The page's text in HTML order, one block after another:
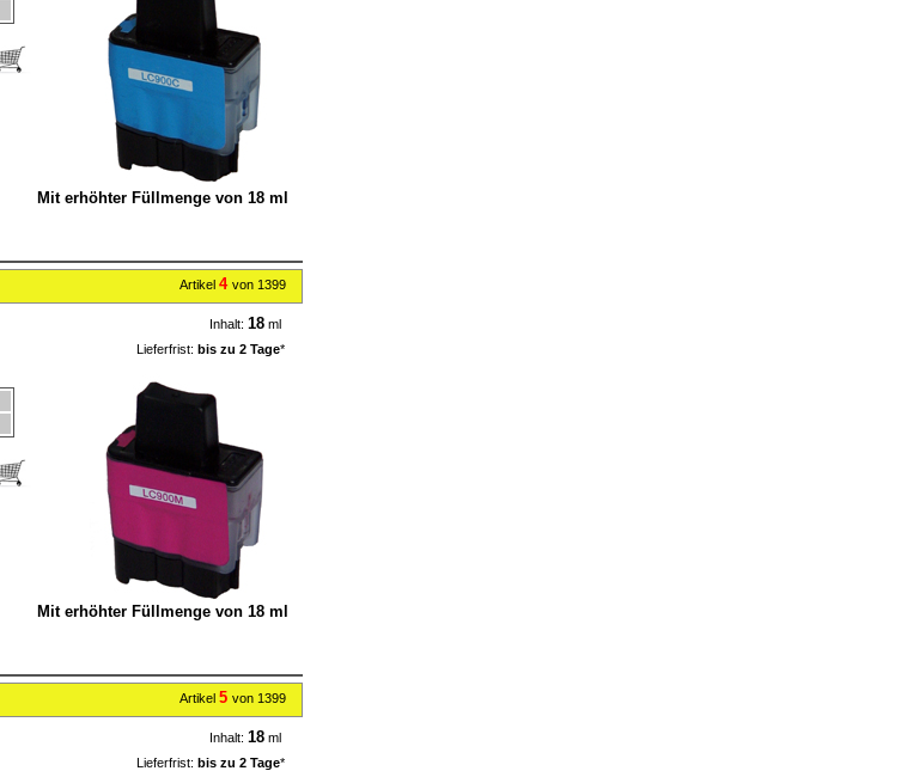
Mit erhöhter Füllmenge von 18 ml
Artikel 4 von 1399
Inhalt: 18 ml
Lieferfrist: bis zu 2 Tage*
Mit erhöhter Füllmenge von 18 ml
Artikel 5 von 1399
Inhalt: 18 ml
Lieferfrist: bis zu 2 Tage*